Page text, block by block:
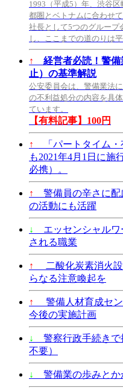
1993（平成5）年、渋谷
都圏とベトナムに合わせ
社長として5つのグループ
し、ここまでの道のりは
↑
経営者必読！警
止）の基準解説
公安委員会は、警備業法
の不利益処分の内容を具
ています。
【有料記事】100円
↑
「パートタイム・
も2021年4月1日に施
必携）。
↑
警備員の辛さに配
の活動にも活躍
↓
エッセンシャルワ
される職業
↑
二酸化炭素消火設
らなる注意喚起を
↑
警備人材育成セン
今後の実施計画
↓
警察行政手続きで
不要）
↓ 警備業の歩みとか